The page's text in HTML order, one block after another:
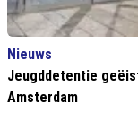
Nieuws
Jeugddetentie
Amsterdam